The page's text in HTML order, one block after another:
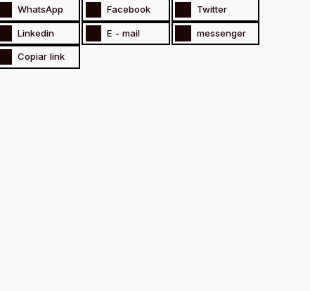
WhatsApp Facebook Twitter
Linkedin E - mail messenger
Copiar link